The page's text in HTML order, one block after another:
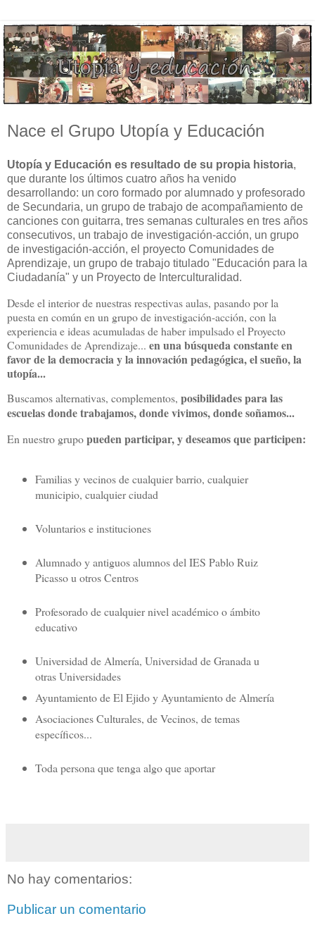
Nace el Grupo Utopía y Educación
Utopía y Educación es resultado de su propia historia,
que durante los últimos cuatro años ha venido
desarrollando: un coro formado por alumnado y profesorado
de Secundaria, un grupo de trabajo de acompañamiento de
canciones con guitarra, tres semanas culturales en tres años
consecutivos, un trabajo de investigación-acción, un grupo
de investigación-acción, el proyecto Comunidades de
Aprendizaje, un grupo de trabajo titulado "Educación para la
Ciudadanía" y un Proyecto de Interculturalidad.
Desde el interior de nuestras respectivas aulas, pasando por la
puesta en común en un grupo de investigación-acción, con la
experiencia e ideas acumuladas de haber impulsado el Proyecto
Comunidades de Aprendizaje... en una búsqueda constante en
favor de la democracia y la innovación pedagógica, el sueño, la
utopía...
Buscamos alternativas, complementos, posibilidades para las
escuelas donde trabajamos, donde vivimos, donde soñamos...
En nuestro grupopueden participar, y deseamos que participen:
Familias y vecinos de cualquier barrio, cualquier
municipio, cualquier ciudad
Voluntarios e instituciones
Alumnado y antiguos alumnos del IES Pablo Ruiz
Picasso u otros Centros
Profesorado de cualquier nivel académico o ámbito
educativo
Universidad de Almería, Universidad de Granada u
otras Universidades
Ayuntamiento de El Ejido y Ayuntamiento de Almería
Asociaciones Culturales, de Vecinos, de temas
específicos...
Toda persona que tenga algo que aportar
No hay comentarios:
Publicar un comentario